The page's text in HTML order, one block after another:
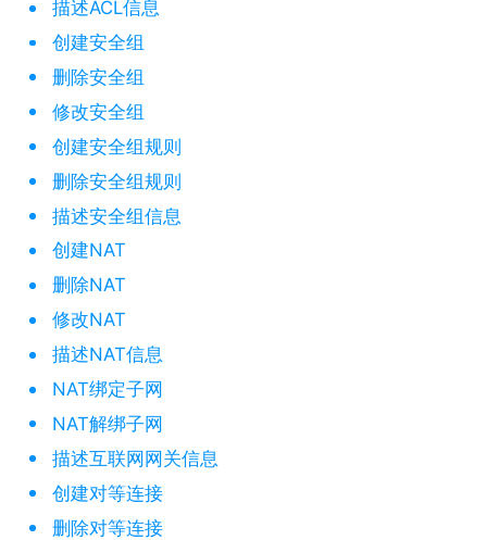
描述ACL信息
创建安全组
删除安全组
修改安全组
创建安全组规则
删除安全组规则
描述安全组信息
创建NAT
删除NAT
修改NAT
描述NAT信息
NAT绑定子网
NAT解绑子网
描述互联网网关信息
创建对等连接
删除对等连接